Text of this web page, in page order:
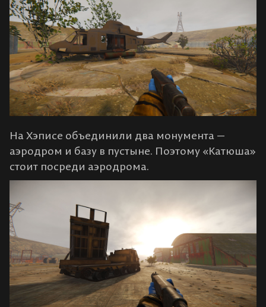
На Хэписе объединили два монумента —
аэродром и базу в пустыне. Поэтому «Катюша»
стоит посреди аэродрома.